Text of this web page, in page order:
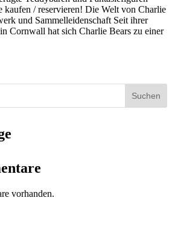
kaufen / reservieren! Die Welt von Charlie
und Sammelleidenschaft Seit ihrer
Cornwall hat sich Charlie Bears zu einer
Suchen
vorhanden.